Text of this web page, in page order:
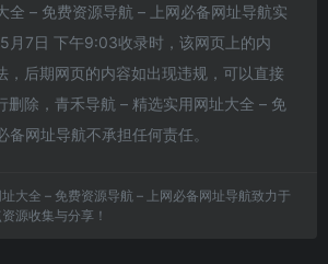
全 – 免费资源导航 – 上网必备网址导航实
月7日 下午9:03收录时，该网页上的内
，后期网页的内容如出现违规，可以直接
删除，青禾导航 – 精选实用网址大全 – 免
备网址导航不承担任何责任。
大全 – 免费资源导航 – 上网必备网址导航致力于
源收集与分享！